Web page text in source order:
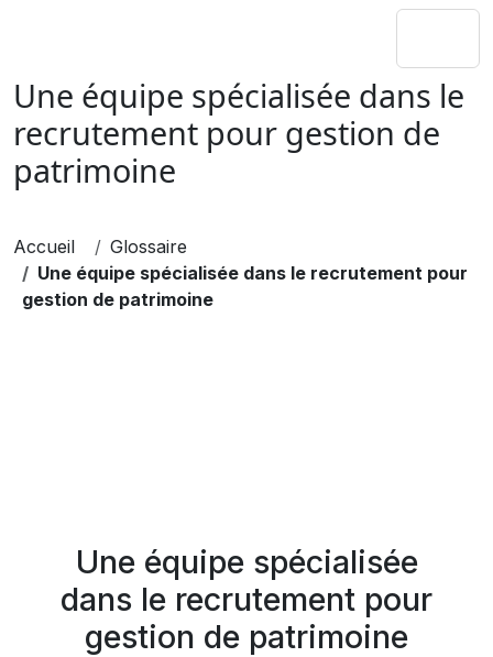
Une équipe spécialisée dans le
recrutement pour gestion de
patrimoine
Accueil
Glossaire
Une équipe spécialisée dans le recrutement pour
gestion de patrimoine
Une équipe spécialisée
dans le recrutement pour
gestion de patrimoine